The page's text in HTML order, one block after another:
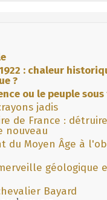
: chaleur
?
ou le peuple
jadis
de France :
nouveau
du Moyen Âge à
géologique
Bayard